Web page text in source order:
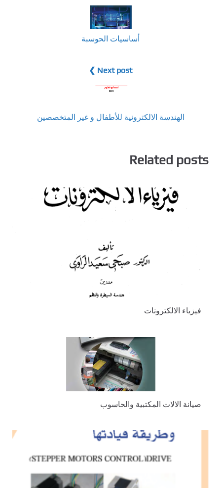
أساسيات الحوسبة
Next post ❯
الهندسة الالكترونية للأطفال و غير المتخصصين
Related posts
فيزياء الالكترونات
صيانة الالات المكتبية والحاسوب